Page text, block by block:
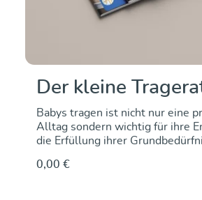
Der kleine
Babys tragen ist nicht nur eine
Alltag sondern wichtig für ihre
die Erfüllung ihrer
einem Tragetuch – doch wie
0,00 €